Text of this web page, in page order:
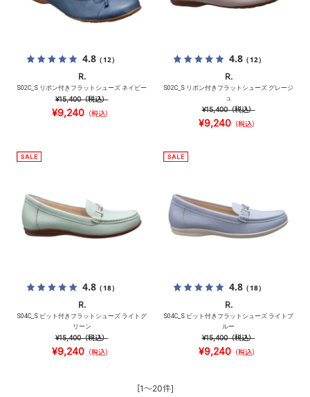
4.8（12）
R.
S02C_S リボン付きフラットシューズ ネイビー
¥15,400（税込）
¥9,240（税込）
4.8（12）
R.
S02C_S リボン付きフラットシューズ グレージ
ュ
¥15,400（税込）
¥9,240（税込）
4.8（18）
R.
S04C_S ビット付きフラットシューズ ライトグ
リーン
¥15,400（税込）
¥9,240（税込）
4.8（18）
R.
S04C_S ビット付きフラットシューズ ライトブ
ルー
¥15,400（税込）
¥9,240（税込）
[1～20件]